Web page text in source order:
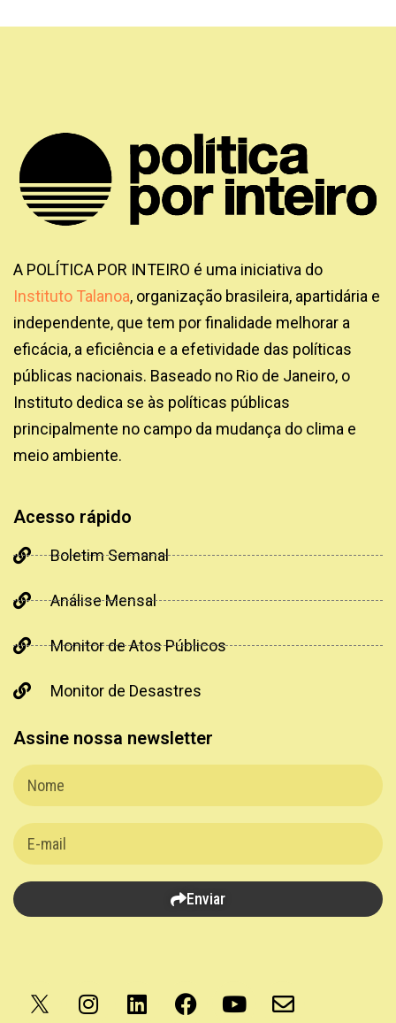
A POLÍTICA POR INTEIRO é uma iniciativa do
Instituto Talanoa, organização brasileira, apartidária e
independente, que tem por finalidade melhorar a
eficácia, a eficiência e a efetividade das políticas
públicas nacionais. Baseado no Rio de Janeiro, o
Instituto dedica se às políticas públicas
principalmente no campo da mudança do clima e
meio ambiente.
Acesso rápido
Boletim Semanal
Análise Mensal
Monitor de Atos Públicos
Monitor de Desastres
Assine nossa newsletter
Enviar